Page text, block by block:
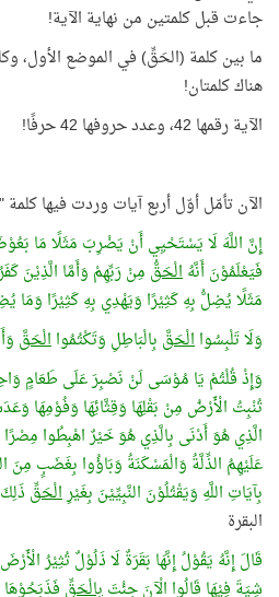
جاءت قبل كلمتين من نهاية الآية!
ما بين كلمة (الحَقِّ) في الموضع الأول،
هناك كلمتان!
الآية رقمها 42، وعدد حروفها 42 حرفًا!
الآن تأمّل أوّل أربع آيات وردت فيها
إِنَّ اللَّهَ لَا يَسْتَحْيِي أَنْ يَضْرِبَ مَثَلًا مَا
فَيَعْلَمُوْنَ أَنَّهُالْحَقُّ مِنْ رَبِّهِمْ وَأَمَّا الَّذِيْنَ
مَثَلًا يُضِلُّ بِهِ كَثِيْرًا وَيَهْدِي بِهِ كَثِيْرًا وَمَا
وَلَا تَلْبِسُواالْحَقَّ بِالْبَاطِلِ وَتَكْتُمُواالْحَقَّ
وَإِذْ قُلْتُمْ يَا مُوْسَى لَنْ نَصْبِرَ عَلَى طَعَامٍ
تُنْبِتُ الْأَرْضُ مِنْ بَقْلِهَا وَقِثَّائِهَا وَفُوْمِهَا
الَّذِي هُوَ أَدْنَى بِالَّذِي هُوَ خَيْرٌ اهْبِطُوا
عَلَيْهِمُ الذِّلَّةُ وَالْمَسْكَنَةُ وَبَاؤُوا بِغَضَبٍ مِنَ
بِآيَاتِ اللَّهِ وَيَقْتُلُوْنَ النَّبِيِّيْنَ بِغَيْرِالْحَقِّ
البقرة
قَالَ إِنَّهُ يَقُوْلُ إِنَّهَا بَقَرَةٌ لَا ذَلُوْلٌ تُثِيْرُ
شِيَةَ فِيْهَا قَالُوا الْآنَ جِئْتَبِالْحَقِّ فَذَبَحُوْهَا